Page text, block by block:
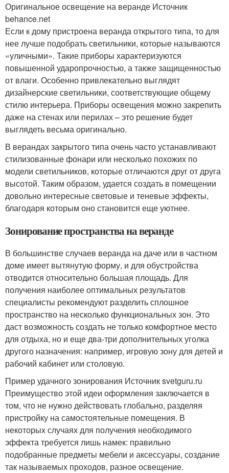
Оригинальное освещение на веранде Источник
behance.net
Если к дому пристроена веранда открытого типа, то для
нее лучше подобрать светильники, которые называются
«уличными». Такие приборы характеризуются
повышенной ударопрочностью, а также защищенностью
от влаги. Особенно привлекательно выглядят
дизайнерские светильники, соответствующие общему
стилю интерьера. Приборы освещения можно закрепить
даже на стенах или перилах – это решение будет
выглядеть весьма оригинально.
В верандах закрытого типа очень часто устанавливают
стилизованные фонари или несколько похожих по
модели светильников, которые отличаются друг от друга
высотой. Таким образом, удается создать в помещении
довольно интересные световые и теневые эффекты,
благодаря которым оно становится еще уютнее.
Зонирование пространства на веранде
В большинстве случаев веранда на даче или в частном
доме имеет вытянутую форму, и для обустройства
отводится относительно большая площадь. Для
получения наиболее оптимальных результатов
специалисты рекомендуют разделить сплошное
пространство на несколько функциональных зон. Это
даст возможность создать не только комфортное место
для отдыха, но и еще два-три дополнительных уголка
другого назначения: например, игровую зону для детей и
рабочий кабинет или столовую.
Пример удачного зонирования Источник svetguru.ru
Преимущество этой идеи оформления заключается в
том, что не нужно действовать глобально, разделяя
пристройку на самостоятельные помещения. В
некоторых случаях для получения необходимого
эффекта требуется лишь намек: правильно
подобранные предметы мебели и аксессуары, создание
так называемых проходов, разное освещение.